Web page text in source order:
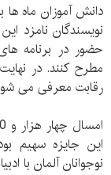
دانش آموزان ماه ها
نویسندگان نامزد
حضور در برنامه
مطرح کنند. در
رقابت معرفی می
این جایزه سهیم
نوجوانان آلمان با